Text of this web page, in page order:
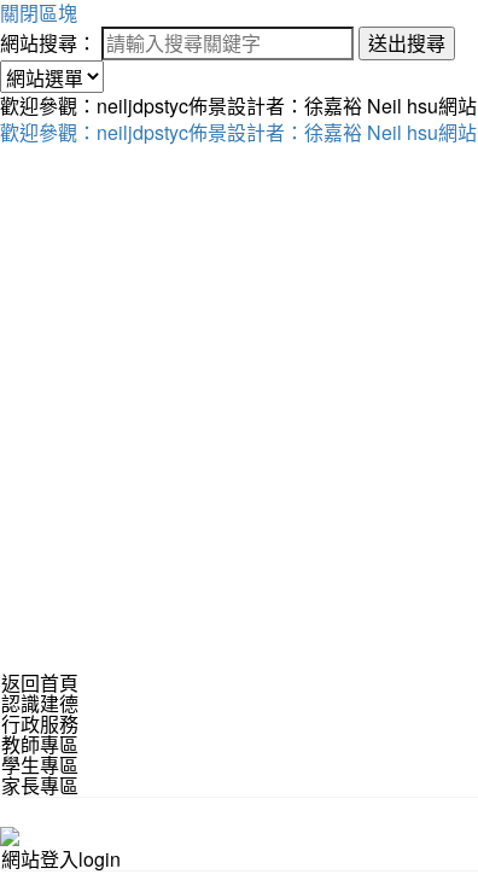
關閉區塊
網站搜尋：
送出搜尋
歡迎參觀：neiljdpstyc佈景設計者：徐嘉裕 Neil hsu網站
歡迎參觀：neiljdpstyc佈景設計者：徐嘉裕 Neil hsu網站
返回首頁
認識建德
行政服務
教師專區
學生專區
家長專區
網站登入login